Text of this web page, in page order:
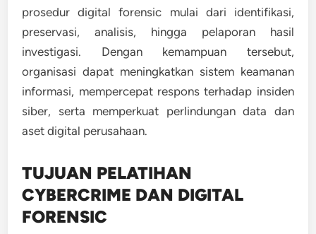
prosedur digital forensic mulai dari identifikasi,
preservasi, analisis, hingga pelaporan hasil
investigasi. Dengan kemampuan tersebut,
organisasi dapat meningkatkan sistem keamanan
informasi, mempercepat respons terhadap insiden
siber, serta memperkuat perlindungan data dan
aset digital perusahaan.
TUJUAN PELATIHAN
CYBERCRIME DAN DIGITAL
FORENSIC